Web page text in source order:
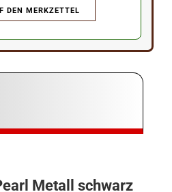
DEN MERKZETTEL
Metall schwarz